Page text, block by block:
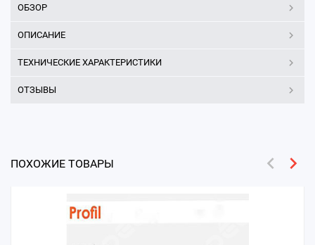
ОБЗОР
ОПИСАНИЕ
ТЕХНИЧЕСКИЕ ХАРАКТЕРИСТИКИ
ОТЗЫВЫ
ПОХОЖИЕ ТОВАРЫ